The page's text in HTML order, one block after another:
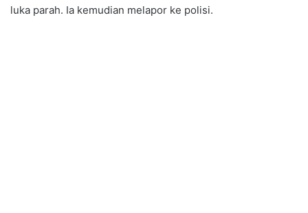
luka parah. Ia kemudian melapor ke polisi.